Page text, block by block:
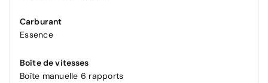
Carburant
Essence
Boîte de vitesses
Boîte manuelle 6 rapports